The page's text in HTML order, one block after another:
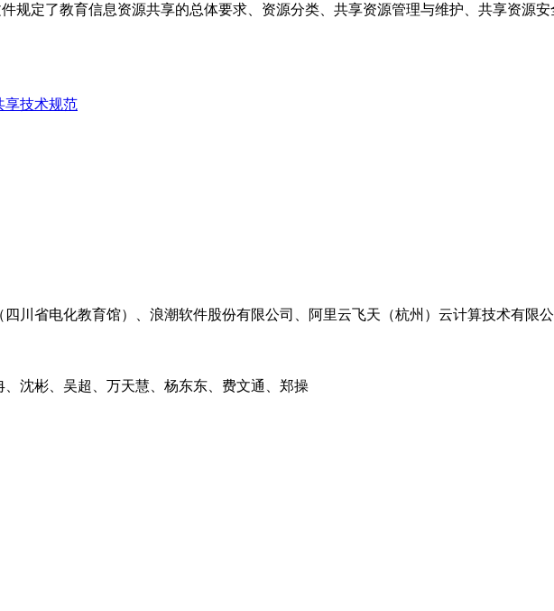
规定了教育信息资源共享的总体要求、资源分类、共享资源管理与维护、共享资源安
享技术规范
四川省电化教育馆）、浪潮软件股份有限公司、阿里云飞天（杭州）云计算技术有限
沈彬、吴超、万天慧、杨东东、费文通、郑操